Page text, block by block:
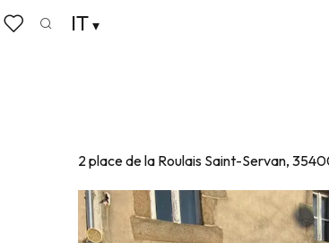
Aller
au
IT
Home
POISSONNERIE DE LA
2 place de la Roulais Saint-Servan,